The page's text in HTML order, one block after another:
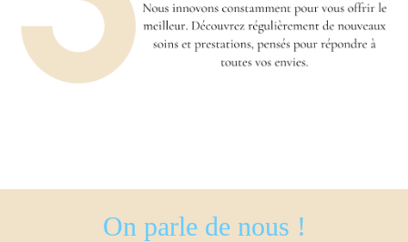
On parle de nous !